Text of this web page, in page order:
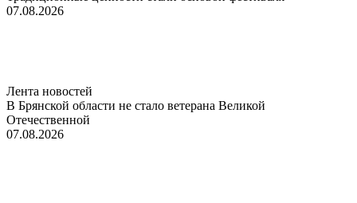
07.08.2026
Лента новостей
В Брянской области не стало ветерана Великой
Отечественной
07.08.2026